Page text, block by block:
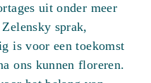
uit onder meer
sprak,
is voor een toekomst
ons kunnen floreren.